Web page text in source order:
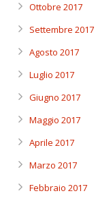
Ottobre 2017
Settembre 2017
Agosto 2017
Luglio 2017
Giugno 2017
Maggio 2017
Aprile 2017
Marzo 2017
Febbraio 2017